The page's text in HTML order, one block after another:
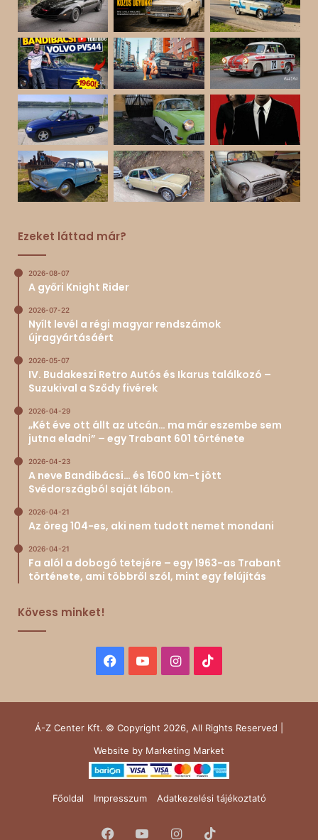
Ezeket láttad már?
2026-08-07
A győri Knight Rider
2026-07-22
Nyílt levél a régi magyar rendszámok
újragyártásáért
2026-05-07
IV. Budakeszi Retro Autós és Ikarus találkozó –
Suzukival a Sződy fivérek
2026-04-29
„Két éve ott állt az utcán… ma már eszembe sem
jutna eladni” – egy Trabant 601 története
2026-04-23
A neve Bandibácsi… és 1600 km-t jött
Svédországból saját lábon.
2026-04-21
Az öreg 104-es, aki nem tudott nemet mondani
2026-04-21
Fa alól a dobogó tetejére – egy 1963-as Trabant
története, ami többről szól, mint egy felújítás
Kövess minket!
Facebook
YouTubeInstagram
Á-Z Center Kft. © Copyright 2026, All Rights Reserved |
Website by Marketing Market
Főoldal Impresszum Adatkezelési tájékoztató
Facebook
YouTubeInstagram